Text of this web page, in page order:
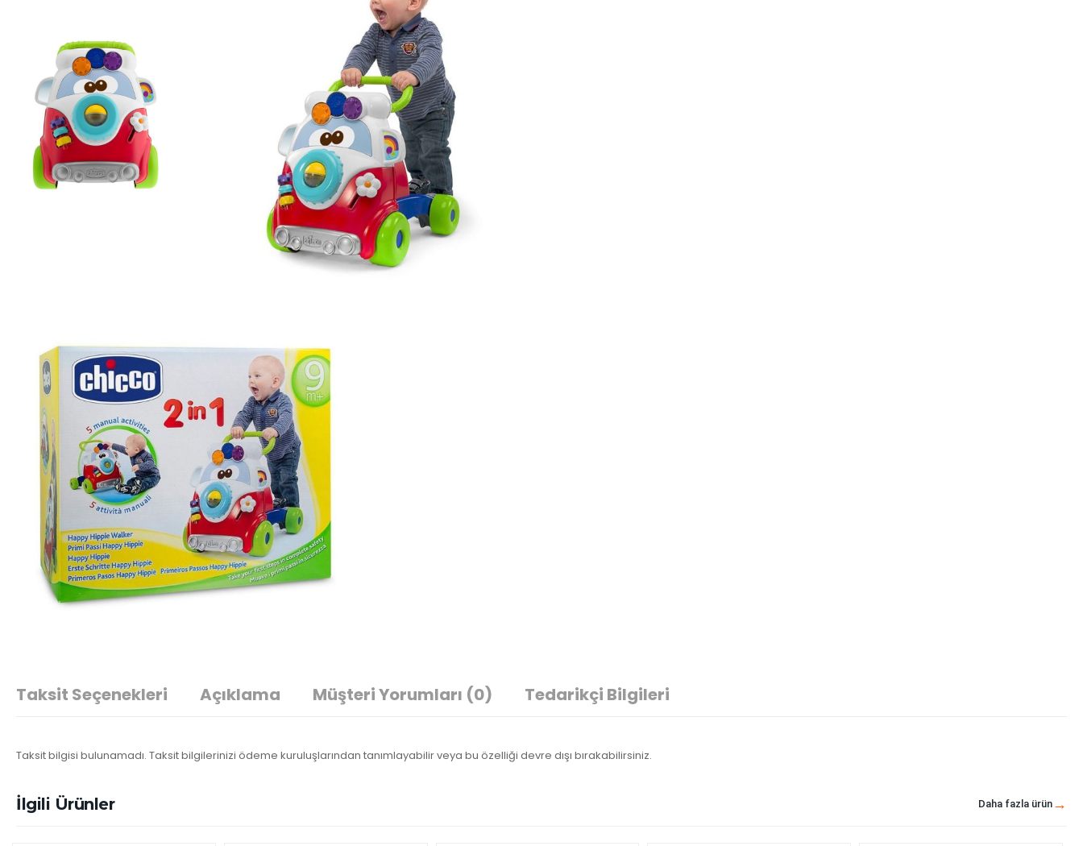
Taksit Seçenekleri Açıklama Müşteri Yorumları (0) Tedarikçi Bilgileri
Taksit bilgisi bulunamadı. Taksit bilgilerinizi ödeme kuruluşlarından tanımlayabilir veya bu özelliği devre dışı bırakabilirsiniz.
İlgili Ürünler Daha fazla ürün